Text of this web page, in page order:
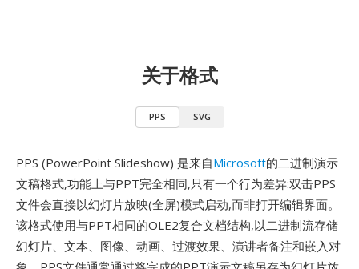
关于格式
PPS SVG
PPS (PowerPoint Slideshow) 是来自Microsoft的二进制演示
文稿格式,功能上与PPT完全相同,只有一个行为差异:双击PPS
文件会直接以幻灯片放映(全屏)模式启动,而非打开编辑界面。
该格式使用与PPT相同的OLE2复合文档结构,以二进制流存储
幻灯片、文本、图像、动画、过渡效果、演讲者备注和嵌入对